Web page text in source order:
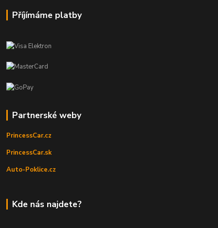
Příjímáme platby
Partnerské weby
PrincessCar.cz
PrincessCar.sk
Auto-Poklice.cz
Kde nás najdete?